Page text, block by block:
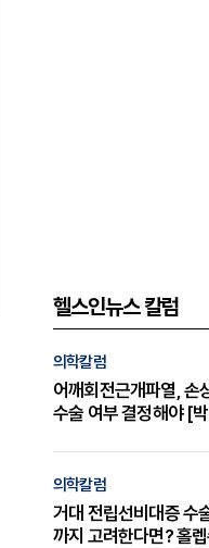
헬스인뉴스 칼럼
의학칼럼
어깨회전근개파열, 손
수술 여부 결정해야 [
의학칼럼
거대 전립선비대증 수
까지 고려한다면? 홀